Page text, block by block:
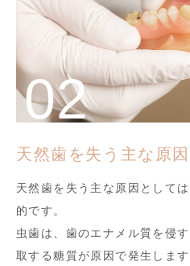
天然歯を失う主な原
天然歯を失う主な原因として
的です。
虫歯は、歯のエナメル質を侵
取する糖質が原因で発生しま